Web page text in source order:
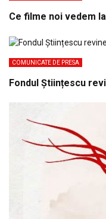
Ce filme noi vedem
COMUNICATE DE PRESA
Fondul Științescu